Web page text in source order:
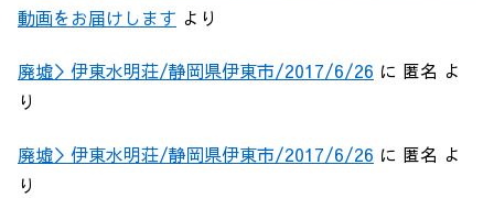
動画をお届けします より
廃墟＞伊東水明荘/静岡県伊東市/2017/6/26 に 匿名 よ
り
廃墟＞伊東水明荘/静岡県伊東市/2017/6/26 に 匿名 よ
り